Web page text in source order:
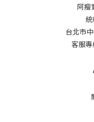
阿瘦
台北市
客服專